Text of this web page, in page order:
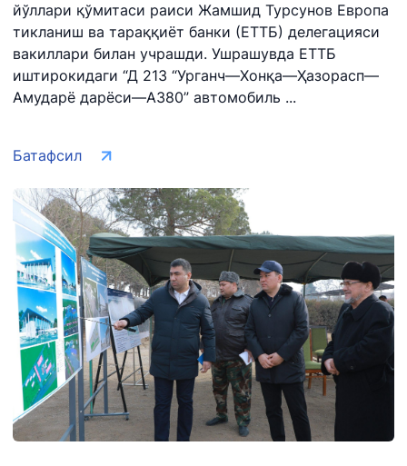
йўллари қўмитаси раиси Жамшид Турсунов Европа
тикланиш ва тараққиёт банки (ЕТТБ) делегацияси
вакиллари билан учрашди. Ушрашувда ЕТТБ
иштирокидаги “Д 213 “Урганч—Хонқа—Ҳазорасп—
Амударё дарёси—А380” автомобиль ...
Батафсил